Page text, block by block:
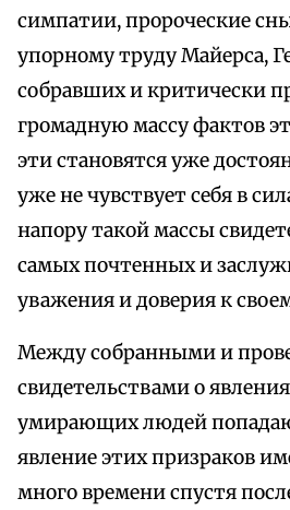
симпатии, пророческие
упорному труду Майерса,
собравших и критически
громадную массу фактов
эти становятся уже
уже не чувствует себя в
напору такой массы
самых почтенных и
уважения и доверия к
Между собранными и
свидетельствами о
умирающих людей
явление этих призраков
много времени спустя